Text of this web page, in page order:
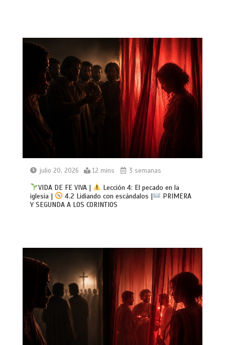
julio 20, 2026 12 mins 3 semanas
VIDA DE FE VIVA |
Lección 4: El pecado en la
iglesia |
4.2 Lidiando con escándalos |
PRIMERA
Y SEGUNDA A LOS CORINTIOS